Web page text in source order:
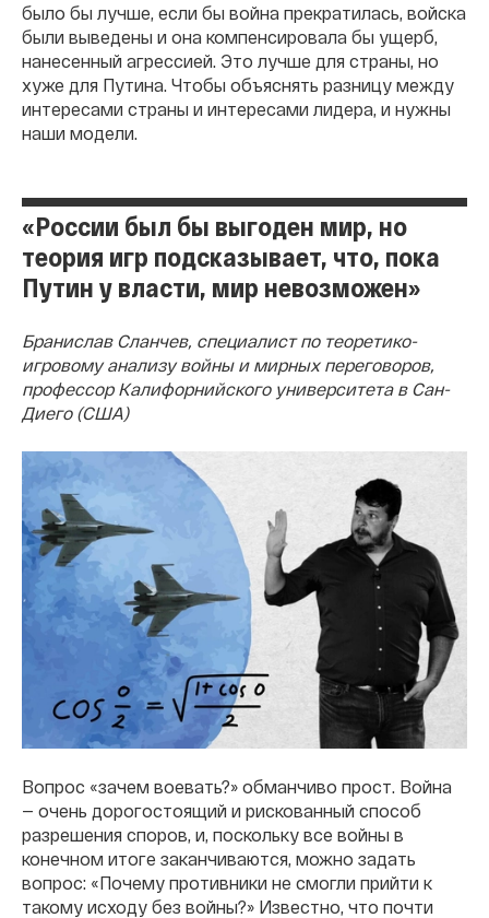
было бы лучше, если бы война прекратилась, войска
были выведены и она компенсировала бы ущерб,
нанесенный агрессией. Это лучше для страны, но
хуже для Путина. Чтобы объяснять разницу между
интересами страны и интересами лидера, и нужны
наши модели.
«России был бы выгоден мир, но
теория игр подсказывает, что, пока
Путин у власти, мир невозможен»
Бранислав Сланчев, специалист по теоретико-
игровому анализу войны и мирных переговоров,
профессор Калифорнийского университета в Сан-
Диего (США)
Вопрос «зачем воевать?» обманчиво прост. Война
— очень дорогостоящий и рискованный способ
разрешения споров, и, поскольку все войны в
конечном итоге заканчиваются, можно задать
вопрос: «Почему противники не смогли прийти к
такому исходу без войны?» Известно, что почти